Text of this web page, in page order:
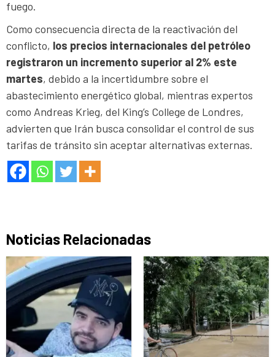
fuego.
Como consecuencia directa de la reactivación del
conflicto, los precios internacionales del petróleo
registraron un incremento superior al 2% este
martes, debido a la incertidumbre sobre el
abastecimiento energético global, mientras expertos
como Andreas Krieg, del King’s College de Londres,
advierten que Irán busca consolidar el control de sus
tarifas de tránsito sin aceptar alternativas externas.
Noticias Relacionadas